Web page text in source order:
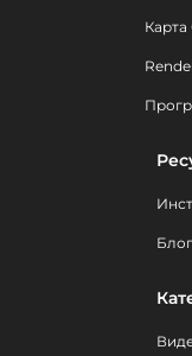
Карта
Блог